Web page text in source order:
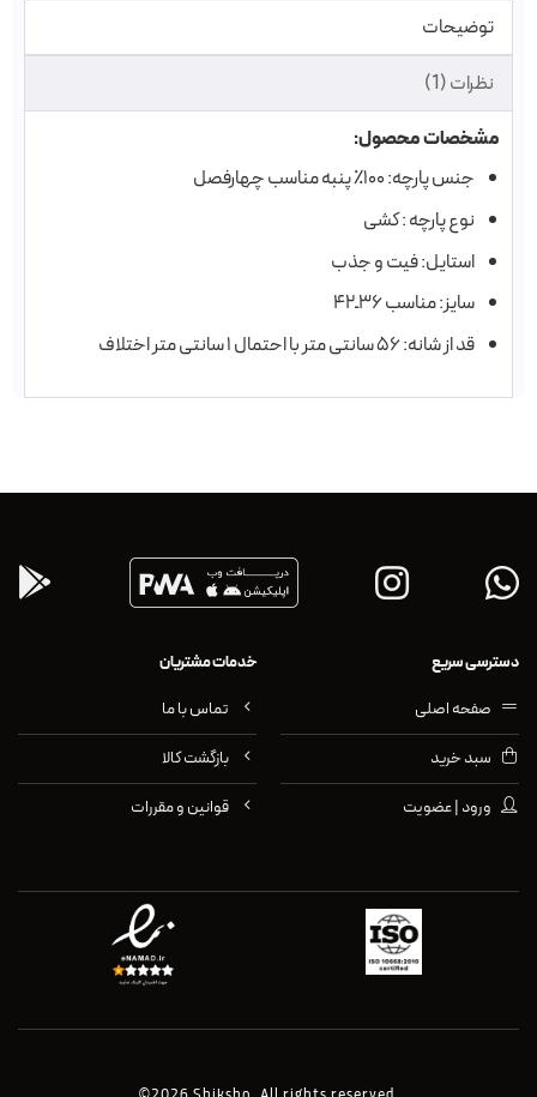
توضیحات
نظرات (1)
مشخصات محصول:
جنس پارچه: ۱۰۰٪ پنبه مناسب چهارفصل
نوع پارچه : کشی
استایل: فیت و جذب
سایز: مناسب ۳۶ـ۴۲
قد از شانه: ۵۶ سانتی متر با احتمال ۱ سانتی متر اختلاف
دسترسی سریع
صفحه اصلی
سبد خرید
ورود | عضویت
خدمات مشتریان
تماس با ما
بازگشت کالا
قوانین و مقررات